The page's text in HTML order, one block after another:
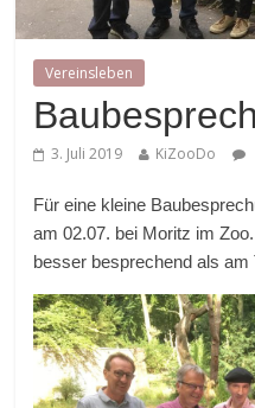
Vereinsleben
3. Juli 2019 KiZooDo
Für eine kleine
am 02.07. bei Moritz im
besser besprechend als am